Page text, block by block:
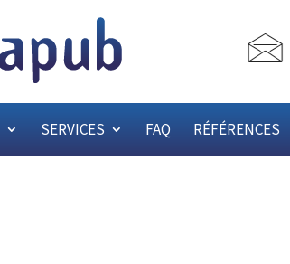
SERVICES FAQ RÉFÉRENCES